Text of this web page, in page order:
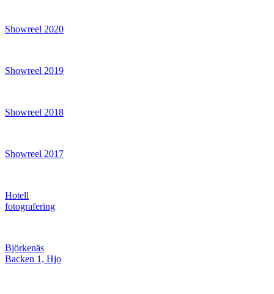
Showreel 2020
Showreel 2019
Showreel 2018
Showreel 2017
Hotell
fotografering
Björkenäs
Backen 1, Hjo